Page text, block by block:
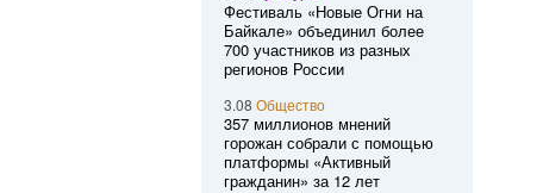
Фестиваль «Новые Огни на
Байкале» объединил более
700 участников из разных
регионов России
3.08 Общество
357 миллионов мнений
горожан собрали с помощью
платформы «Активный
гражданин» за 12 лет